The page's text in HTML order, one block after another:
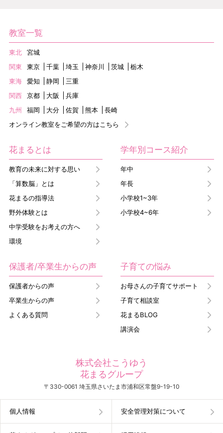
教室一覧
東北
宮城
関東
東京 千葉 埼玉 神奈川 茨城
栃木
東海
愛知 静岡
三重
関西
京都 大阪
兵庫
九州
福岡 大分 佐賀 熊本
長崎
オンライン教室をご希望の方はこちら
花まるとは
教育の未来に対する思い
「算数脳」とは
花まるの指導法
野外体験とは
中学受験をお考えの方へ
環境
学年別コース紹介
年中
年長
小学校1~3年
小学校4~6年
保護者/卒業生からの声
保護者からの声
卒業生からの声
よくある質問
子育ての悩み
お母さんの子育てサポート
子育て相談室
花まるBLOG
講演会
株式会社こうゆう
花まるグループ
〒330-0061 埼玉県さいたま市浦和区常盤9-19-10
個人情報 安全管理対策について